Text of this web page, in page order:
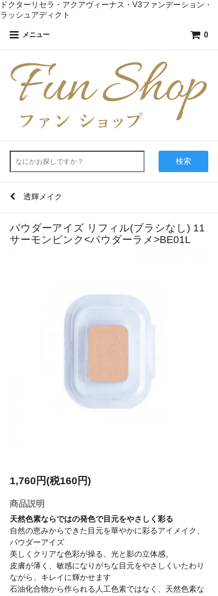
ドクターリセラ・アクアヴィーナス・V3ファンデーション・
ラッシュアディクト
メニュー 0
検索
透輝メイク
パウダーアイズ リフィル(ブラシなし) 11
サーモンピンク<パウダーラメ>BE01L
1,760円(税160円)
商品説明
天然色素ならではの発色で目元をやさしく彩る
自然の恵みからできた目元を華やかに彩るアイメイク、
パウダーアイズ
美しくクリアな色彩が操る、光と影の立体感。
皮膚が薄く、敏感になりがちな目元をやさしくいたわり
ながら、キレイに輝かせます
石油化合物から作られる人工色素ではなく、天然色素な